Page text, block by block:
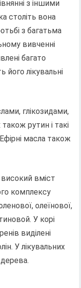
з іншими
століть вона
з багатьма
вивченні
багато
лікувальні
глікозидами,
рутин і такі
масла також
вміст
комплексу
олеїнової,
У корі
виділені
У лікувальних